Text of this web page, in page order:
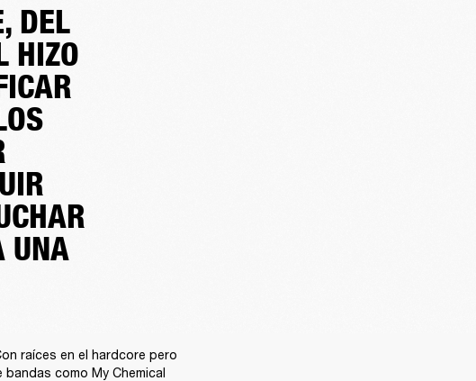
DEL
HIZO
UNA
raíces en el hardcore pero
como My Chemical